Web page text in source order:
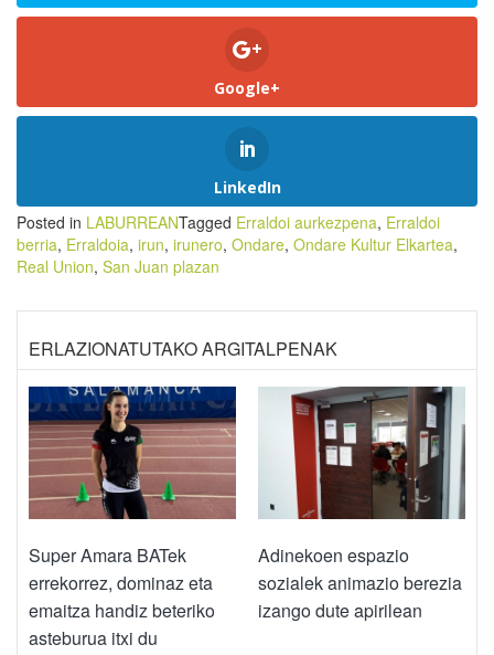
Google+
LinkedIn
Posted in LABURREANTagged Erraldoi aurkezpena, Erraldoi
berria, Erraldoia, irun, irunero, Ondare, Ondare Kultur Elkartea,
Real Union, San Juan plazan
ERLAZIONATUTAKO ARGITALPENAK
Super Amara BATek
errekorrez, dominaz eta
emaitza handiz beteriko
asteburua itxi du
Adinekoen espazio
sozialek animazio berezia
izango dute apirilean